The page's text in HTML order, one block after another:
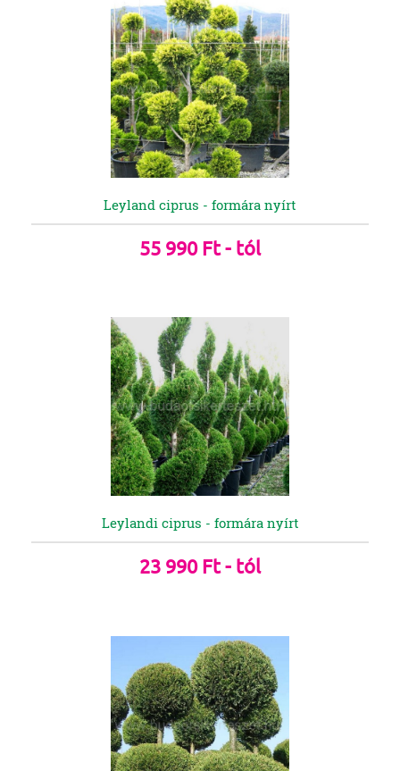
Leyland ciprus - formára nyírt
55 990 Ft - tól
Leylandi ciprus - formára nyírt
23 990 Ft - tól